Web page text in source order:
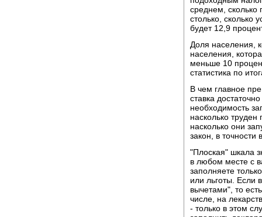
среднем, сколько
столько, сколько
будет 12,9
Доля населения,
населения,
меньше 10
статистика по
В чем главное
ставка
необходимость
насколько
насколько они
закон, в точности
"Плоская" шкала
в любом месте с
заполняете
или льготы. Если
вычетами", то
числе, на
- только в этом